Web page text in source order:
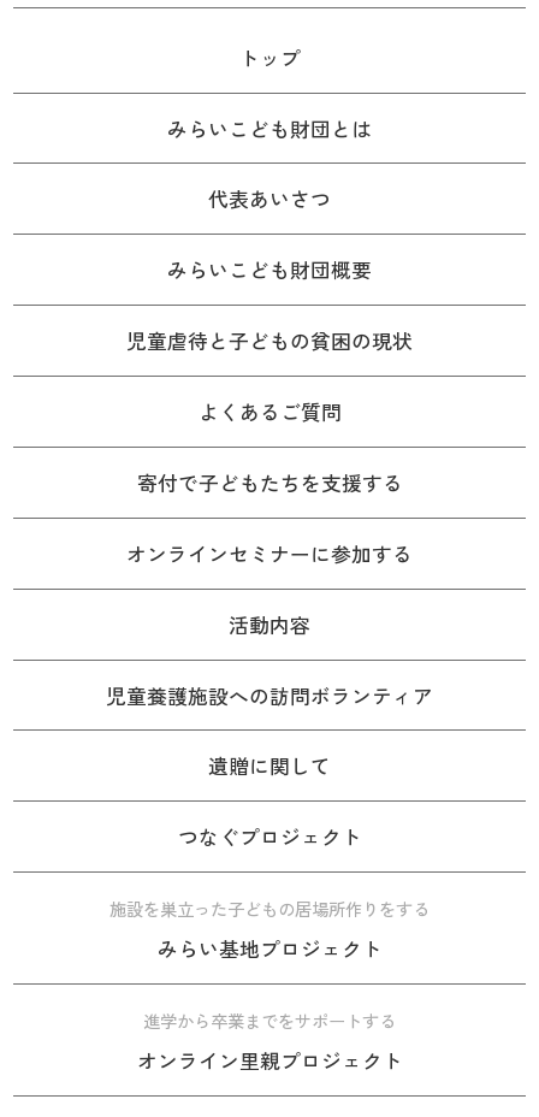
トップ
みらいこども財団とは
代表あいさつ
みらいこども財団概要
児童虐待と子どもの貧困の現状
よくあるご質問
寄付で子どもたちを支援する
オンラインセミナーに参加する
活動内容
児童養護施設への訪問ボランティア
遺贈に関して
つなぐプロジェクト
施設を巣立った子どもの居場所作りをする
みらい基地プロジェクト
進学から卒業までをサポートする
オンライン里親プロジェクト